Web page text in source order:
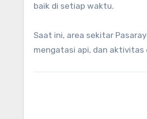
baik di setiap waktu.
Saat ini, area sekitar
mengatasi api, dan aktivitas